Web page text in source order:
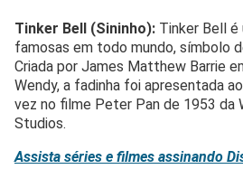
Tinker Bell (Sininho): Tinker Bell é
famosas em todo mundo, símbolo
Criada por James Matthew Barrie
Wendy, a fadinha foi apresentada
vez no filme Peter Pan de 1953 da
Studios.
Assista séries e filmes assinando